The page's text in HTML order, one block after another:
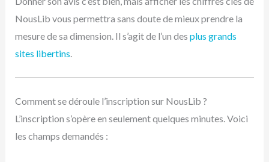
NousLib vous permettra sans doute de mieux prendre la
mesure de sa dimension. Il s’agit de l’un des plus grands
sites libertins
Comment se déroule l’inscription sur NousLib ?
L’inscription s’opère en seulement quelques minutes. Voici
les champs demandés :